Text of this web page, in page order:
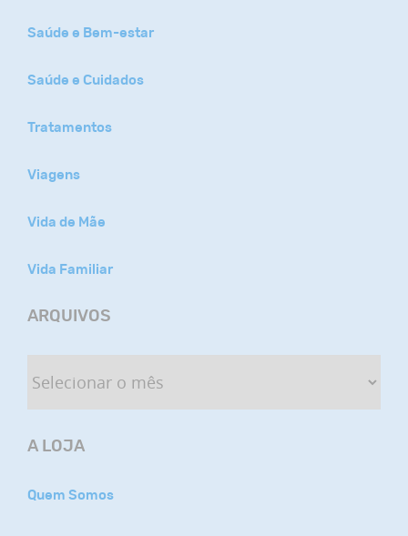
Saúde e Bem-estar
Saúde e Cuidados
Tratamentos
Viagens
Vida de Mãe
Vida Familiar
ARQUIVOS
A LOJA
Quem Somos